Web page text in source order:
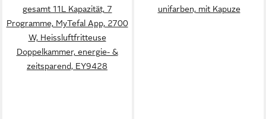
gesamt 11L Kapazität, 7
Programme, MyTefal App, 2700
W, Heissluftfritteuse
Doppelkammer, energie- &
zeitsparend, EY9428
unifarben, mit Kapuze